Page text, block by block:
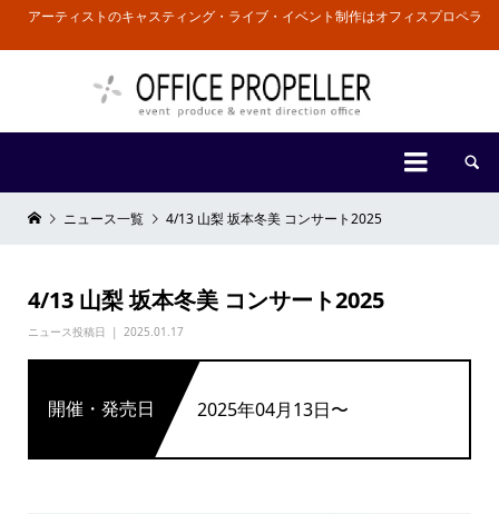
アーティストのキャスティング・ライブ・イベント制作はオフィスプロペラ
 
ニュース一覧 4/13 山梨 坂本冬美 コンサート2025
4/13 山梨 坂本冬美 コンサート2025
ニュース投稿日 2025.01.17
開催・発売日 2025年04月13日〜